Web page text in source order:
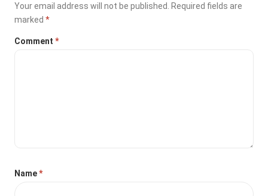
Your email address will not be published.
Required fields are
marked*
Comment*
Name*